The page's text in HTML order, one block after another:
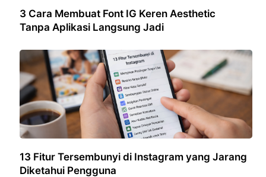
3 Cara Membuat Font IG Keren Aesthetic
Tanpa Aplikasi Langsung Jadi
13 Fitur Tersembunyi di Instagram yang Jarang
Diketahui Pengguna